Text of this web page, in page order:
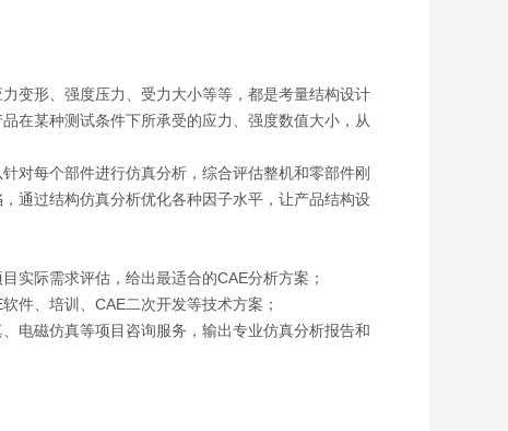
变形、强度压力、受力大小等等，都是考量结构设计
在某种测试条件下所承受的应力、强度数值大小，从
对每个部件进行仿真分析，综合评估整机和零部件刚
通过结构仿真分析优化各种因子水平，让产品结构设
实际需求评估，给出最适合的CAE分析方案；
件、培训、CAE二次开发等技术方案；
电磁仿真等项目咨询服务，输出专业仿真分析报告和